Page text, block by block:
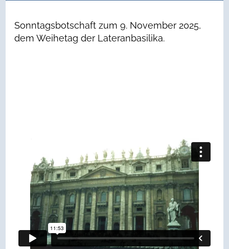
Sonntagsbotschaft zum 9. November 2025,
dem Weihetag der Lateranbasilika.